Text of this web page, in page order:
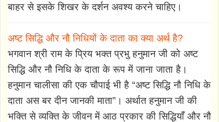
बाहर से इसके शिखर के दर्शन अवश्य करने चाहिए।
अष्ट सिद्धि और नौ निधियों के दाता का क्या अर्थ है?
भगवान श्री राम के प्रिय भक्त प्रभु हनुमान जी को अष्ट
सिद्धि और नौ निधि के दाता के रूप में जाना जाता है।
हनुमान चालीसा की एक चौपाई भी है “अष्ट सिद्धि नौ निधि के
दाता अस बर दीन जानकी माता”। अर्थात हनुमान जी की
भक्ति से व्यक्ति के जीवन में आठ प्रकार की सिद्धियाँ और नौ